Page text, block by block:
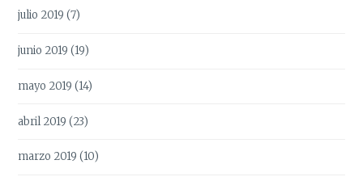
julio 2019 (7)
junio 2019 (19)
mayo 2019 (14)
abril 2019 (23)
marzo 2019 (10)